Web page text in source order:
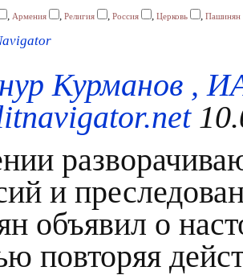
, Армения , Религия , Россия , Церковь , Пашинян
Курманов ,
и
объявил о
повторяя